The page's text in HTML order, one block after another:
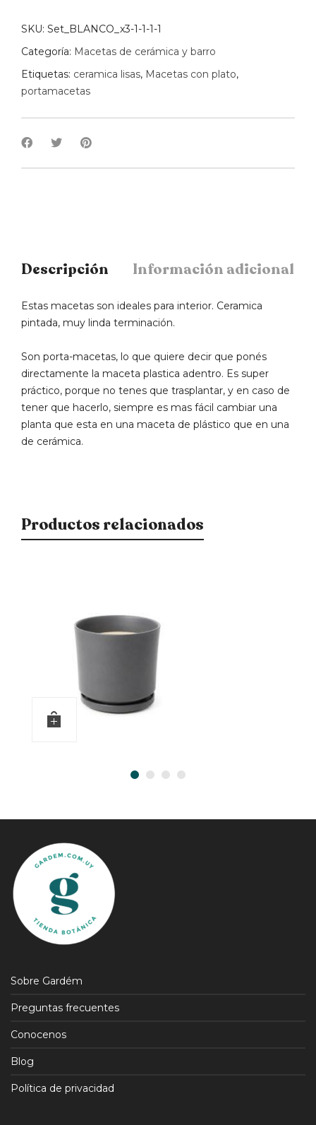
SKU: Set_BLANCO_x3-1-1-1-1
Categoría: Macetas de cerámica y barro
Etiquetas: ceramica lisas, Macetas con plato,
portamacetas
Descripción Información adicional
Estas macetas son ideales para interior. Ceramica
pintada, muy linda terminación.
Son porta-macetas, lo que quiere decir que ponés
directamente la maceta plastica adentro. Es super
práctico, porque no tenes que trasplantar, y en caso de
tener que hacerlo, siempre es mas fácil cambiar una
planta que esta en una maceta de plástico que en una
de cerámica.
Productos relacionados
Sobre Gardém
Preguntas frecuentes
Conocenos
Blog
Política de privacidad